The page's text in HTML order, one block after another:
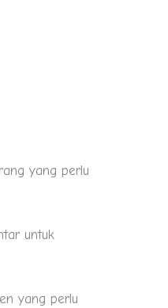
yang perlu
untuk
yang perlu